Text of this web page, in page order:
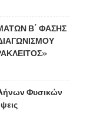
Β΄ ΦΑΣΗΣ
Φυσικών